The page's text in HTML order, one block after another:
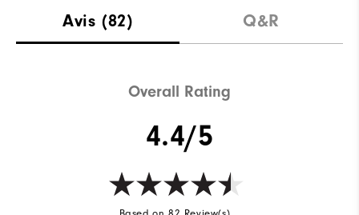
Avis (82) Q&R
Overall Rating
4.4/5